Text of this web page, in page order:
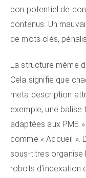
bon potentiel de
contenus. Un
de mots clés,
La structure même
Cela signifie que
meta description
exemple, une balise
adaptées aux PME
comme « Accueil ».
sous-titres organise
robots d’indexation